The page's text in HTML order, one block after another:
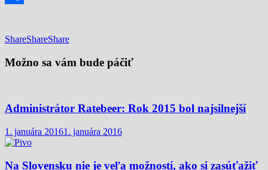
ShareShareShare
Možno sa vám bude páčiť
Administrátor Ratebeer: Rok 2015 bol najsilnejší
1. januára 20161. januára 2016
Na Slovensku nie je veľa možností, ako si zasúťažiť